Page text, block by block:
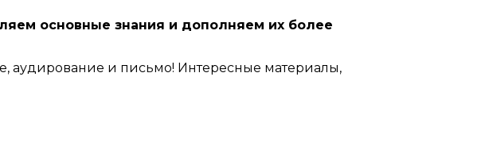
основные знания и дополняем их более
аудирование и письмо! Интересные материалы,